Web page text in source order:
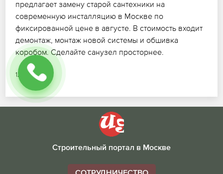
предлагает замену старой сантехники на
современную инсталляцию в Москве по
фиксированной цене в августе. В стоимость входит
демонтаж, монтаж новой системы и обшивка
коробом. Сделайте санузел просторнее.
12.07.2026
Строительный портал в Москве